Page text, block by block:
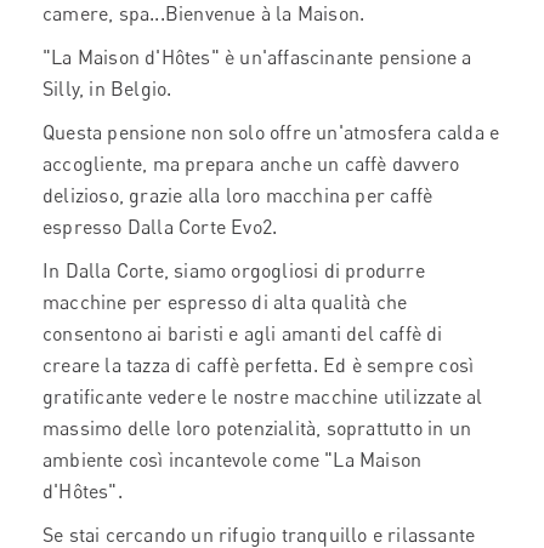
camere, spa...Bienvenue à la Maison.
"La Maison d'Hôtes" è un'affascinante pensione a
Silly, in Belgio.
Questa pensione non solo offre un'atmosfera calda e
accogliente, ma prepara anche un caffè davvero
delizioso, grazie alla loro macchina per caffè
espresso Dalla Corte Evo2.
In Dalla Corte, siamo orgogliosi di produrre
macchine per espresso di alta qualità che
consentono ai baristi e agli amanti del caffè di
creare la tazza di caffè perfetta. Ed è sempre così
gratificante vedere le nostre macchine utilizzate al
massimo delle loro potenzialità, soprattutto in un
ambiente così incantevole come "La Maison
d'Hôtes".
Se stai cercando un rifugio tranquillo e rilassante